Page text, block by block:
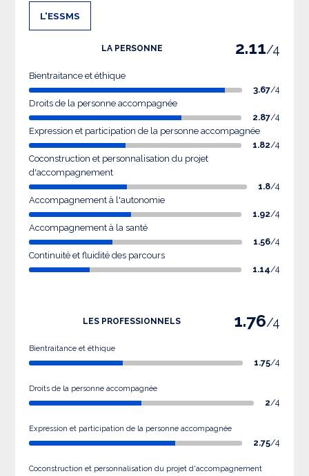
L'ESSMS
LA PERSONNE 2.11/4
Bientraitance et éthique
3.67/4
Droits de la personne accompagnée
2.87/4
Expression et participation de la personne accompagnée
1.82/4
Coconstruction et personnalisation du projet
d'accompagnement
1.8/4
Accompagnement à l'autonomie
1.92/4
Accompagnement à la santé
1.56/4
Continuité et fluidité des parcours
1.14/4
LES PROFESSIONNELS 1.76/4
Bientraitance et éthique
1.75/4
Droits de la personne accompagnée
2/4
Expression et participation de la personne accompagnée
2.75/4
Coconstruction et personnalisation du projet d'accompagnement